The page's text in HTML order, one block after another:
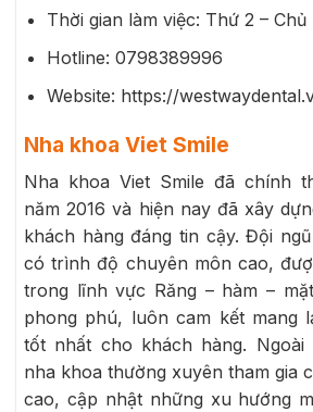
Thời gian làm việc: Thứ 2 –
Hotline: 0798389996
Website: https://
Nha khoa Viet Smile
Nha khoa Viet Smile đã chính
năm 2016 và hiện nay đã xây
khách hàng đáng tin cậy. Đội
có trình độ chuyên môn cao,
trong lĩnh vực Răng – hàm –
phong phú, luôn cam kết mang
tốt nhất cho khách hàng.
nha khoa thường xuyên tham gia
cao, cập nhật những xu hướng